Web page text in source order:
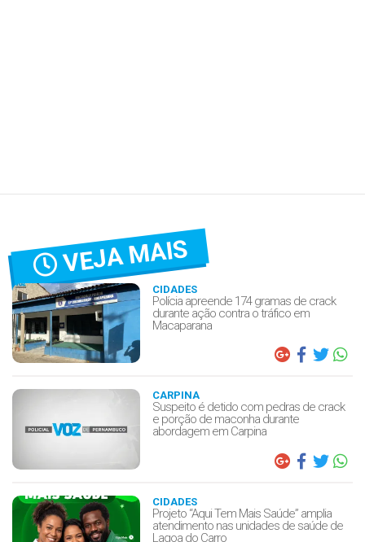
VEJA MAIS
CIDADES
Polícia apreende 174 gramas de crack
durante ação contra o tráfico em
Macaparana
CARPINA
Suspeito é detido com pedras de crack
e porção de maconha durante
abordagem em Carpina
CIDADES
Projeto “Aqui Tem Mais Saúde” amplia
atendimento nas unidades de saúde de
Lagoa do Carro